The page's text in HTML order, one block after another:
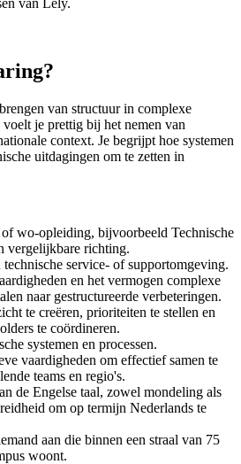
van Lely.
van structuur in complexe
je prettig bij het nemen van
context. Je begrijpt hoe systemen
uitdagingen om te zetten in
wo-opleiding, bijvoorbeeld Technische
vergelijkbare richting.
service- of supportomgeving.
en het vermogen complexe
naar gestructureerde verbeteringen.
te creëren, prioriteiten te stellen en
te coördineren.
systemen en processen.
vaardigheden om effectief samen te
teams en regio's.
de Engelse taal, zowel mondeling als
om op termijn Nederlands te
aan die binnen een straal van 75
woont.